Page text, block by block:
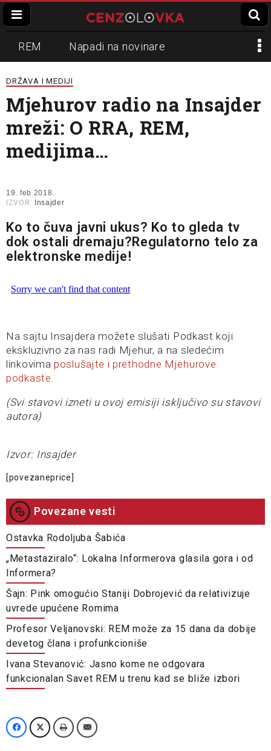
REM Napadi na novinare
Zvučni top
Propaganda Lokalni mediji
Informer Slavko Ćuruvija
DRŽAVA I MEDIJI
Mjehurov radio na Insajder
mreži: O RRA, REM,
medijima…
19. feb 2018.
IZVOR:
Insajder
Ko to čuva javni ukus? Ko to gleda tv
dok ostali dremaju?Regulatorno telo za
elektronske medije!
Na sajtu Insajdera možete slušati Podkast koji
ekskluzivno za nas radi Mjehur, a na sledećim
linkovima poslušajte i prethodne Mjehurove
podkaste.
(Svi stavovi izneti u ovoj emisiji isključivo su stavovi
autora)
Izvor: Insajder
[povezaneprice]
Povezane vesti
Ostavka Rodoljuba Šabića
„Metastaziralo“: Lokalna Informerova glasila gora i od
Informera?
Šajn: Pink omogućio Staniji Dobrojević da relativizuje
uvrede upućene Romima
Profesor Veljanovski: REM može za 15 dana da dobije
devetog člana i profunkcioniše
Ivana Stevanović: Jasno kome ne odgovara
funkcionalan Savet REM u trenu kad se bliže izbori